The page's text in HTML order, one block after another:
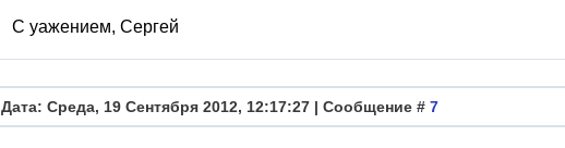
С уажением, Сергей
Дата: Среда, 19 Сентября 2012, 12:17:27 | Сообщение # 7